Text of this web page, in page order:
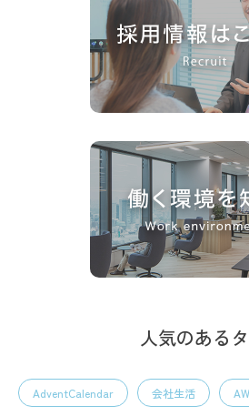
人気のある
AdventCalendar 会社生活